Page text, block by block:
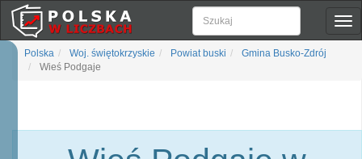
Polska Woj. świętokrzyskie Powiat buski
Gmina Busko-Zdrój
Wieś Podgaje